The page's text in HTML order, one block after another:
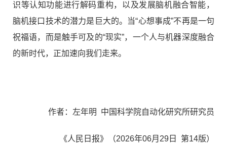
识等认知功能进行解码重构，以及发展脑机融合智能，
脑机接口技术的潜力是巨大的。当“心想事成”不再是一句
祝福语，而是触手可及的“现实”，一个人与机器深度融合
的新时代，正加速向我们走来。
作者：左年明 中国科学院自动化研究所研究员
《人民日报》（2026年06月29日 第14版）